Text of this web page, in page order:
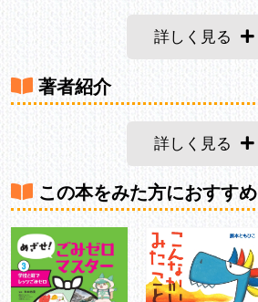
詳しく見る
著者紹介
詳しく見る
この本をみた方におすすめ